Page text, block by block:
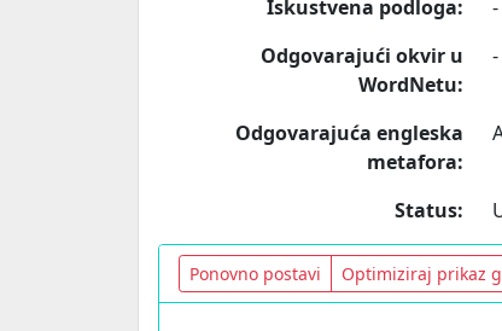
Iskustvena podloga:
-
Odgovarajući okvir u
WordNetu:
-
Odgovarajuća engleska
metafora:
Status:
Ponovno postavi Optimiziraj prikaz